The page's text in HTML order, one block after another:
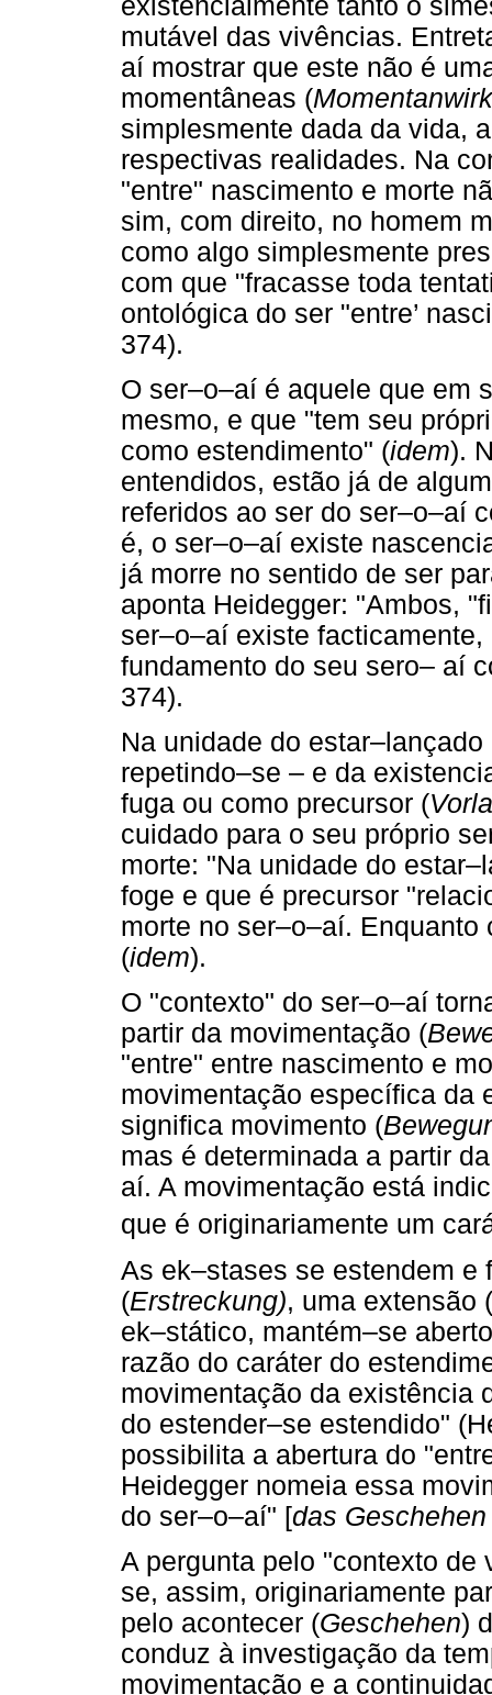
mutável das vivências.
aí mostrar que este não é
momentâneas (
simplesmente dada da vida,
respectivas realidades. Na
"entre" nascimento e morte
sim, com direito, no homem
como algo simplesmente
com que "fracasse toda
ontológica do ser "entre’
374).
O ser–o–aí é aquele que em
mesmo, e que "tem seu
como estendimento" (idem).
entendidos, estão já de
referidos ao ser do ser–o–aí
é, o ser–o–aí existe
já morre no sentido de ser
aponta Heidegger: "Ambos,
ser–o–aí existe
fundamento do seu sero– aí
374).
Na unidade do estar–lançado
repetindo–se – e da
fuga ou como precursor (
cuidado para o seu próprio
morte: "Na unidade do
foge e que é precursor
morte no ser–o–aí.
(idem).
O "contexto" do ser–o–aí
partir da movimentação (
"entre" entre nascimento e
movimentação específica da
significa movimento (
mas é determinada a partir
aí. A movimentação está
que é originariamente um
As ek–stases se estendem e
(Erstreckung), uma extensão (
ek–stático, mantém–se
razão do caráter do
movimentação da existência
do estender–se estendido"
possibilita a abertura do
Heidegger nomeia essa
do ser–o–aí" [das
A pergunta pelo "contexto de
se, assim, originariamente
pelo acontecer (Geschehen)
conduz à investigação da
movimentação e a